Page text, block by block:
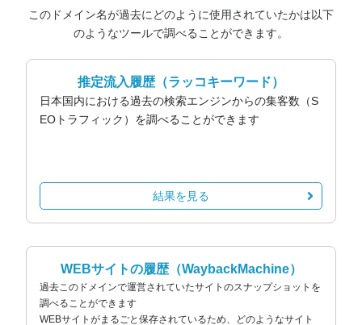
このドメイン名が過去にどのように使用されていたかは以下
のようなツールで調べることができます。
推定流入履歴（ラッコキーワード）
日本国内における過去の検索エンジンからの集客数（S
EOトラフィック）を調べることができます
結果を見る
WEBサイトの履歴（WaybackMachine）
過去このドメインで運営されていたサイトのスナップショットを
調べることができます
WEBサイトがまるごと保存されているため、どのようなサイト